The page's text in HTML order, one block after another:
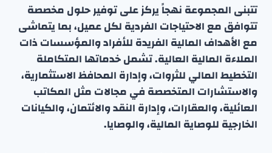
تتبنى المجموعة نهجاً يركز على توفير حلول مخصصة
تتوافق مع الاحتياجات الفردية لكل عميل، بما يتماشى
مع الأهداف المالية الفريدة للأفراد والمؤسسات ذات
الملاءة المالية العالية. تشمل خدماتها المتكاملة
التخطيط المالي للثروات، وإدارة المحافظ الاستثمارية،
والاستشارات المتخصصة في مجالات مثل المكاتب
العائلية، والعقارات، وإدارة النقد والائتمان، والكيانات
الخارجية للوصاية المالية، والوصايا.